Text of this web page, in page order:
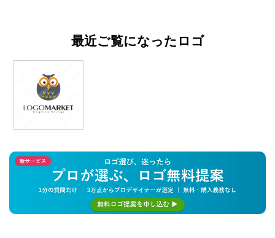
最近ご覧になったロゴ